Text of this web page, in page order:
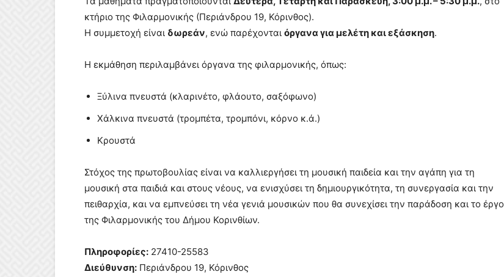
κτήριο της Φιλαρμονικής (Περιάνδρου 19, Κόρινθος).
Η συμμετοχή είναι δωρεάν, ενώ παρέχονται όργανα για μελέτη και εξάσκηση.
Η εκμάθηση περιλαμβάνει όργανα της φιλαρμονικής, όπως:
Ξύλινα πνευστά (κλαρινέτο, φλάουτο, σαξόφωνο)
Χάλκινα πνευστά (τρομπέτα, τρομπόνι, κόρνο κ.ά.)
Κρουστά
Στόχος της πρωτοβουλίας είναι να καλλιεργήσει τη μουσική παιδεία και την αγάπη για τη
μουσική στα παιδιά και στους νέους, να ενισχύσει τη δημιουργικότητα, τη συνεργασία και την
πειθαρχία, και να εμπνεύσει τη νέα γενιά μουσικών που θα συνεχίσει την παράδοση και το έργο
της Φιλαρμονικής του Δήμου Κορινθίων.
Πληροφορίες: 27410-25583
Διεύθυνση: Περιάνδρου 19, Κόρινθος